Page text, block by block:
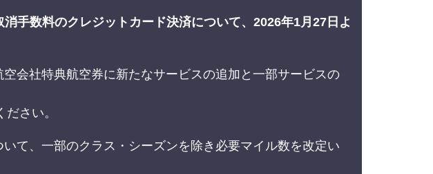
手数料のクレジットカード決済について、2026年1月27日よ
会社特典航空券に新たなサービスの追加と一部サービスの
ださい。
て、一部のクラス・シーズンを除き必要マイル数を改定い